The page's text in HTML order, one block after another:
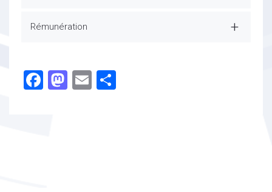
Rémunération
Facebook
Mastodon
Email